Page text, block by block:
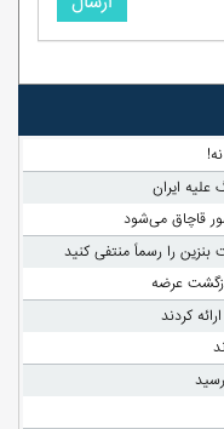
ایران
را رسماً منتفی کنید
عرضه
کردند